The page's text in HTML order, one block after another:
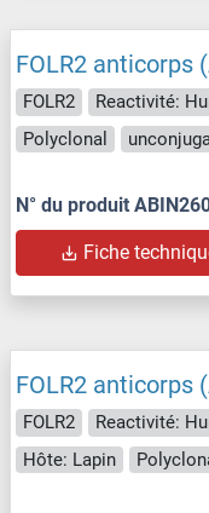
FOLR2 anticorps
FOLR2 Reactivité:
Polyclonal
N° du produit
Fiche
FOLR2 anticorps
FOLR2 Reactivité:
Hôte: Lapin